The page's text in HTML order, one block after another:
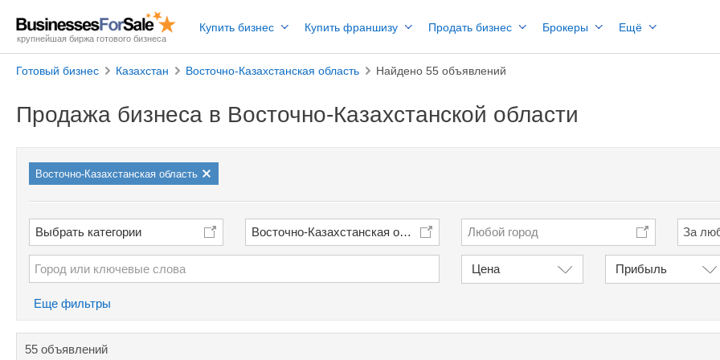
крупнейшая биржа готового бизнеса
Купить бизнес Купить франшизу Продать бизнес Брокеры Ещё
Готовый бизнес Казахстан Восточно-Казахстанская область Найдено 55 объявлений
Продажа бизнеса в Восточно-Казахстанской области
Восточно-Казахстанская область
Выбрать категории Восточно-Казахстанская область Любой город
Цена Прибыль
Еще фильтры
55 объявлений